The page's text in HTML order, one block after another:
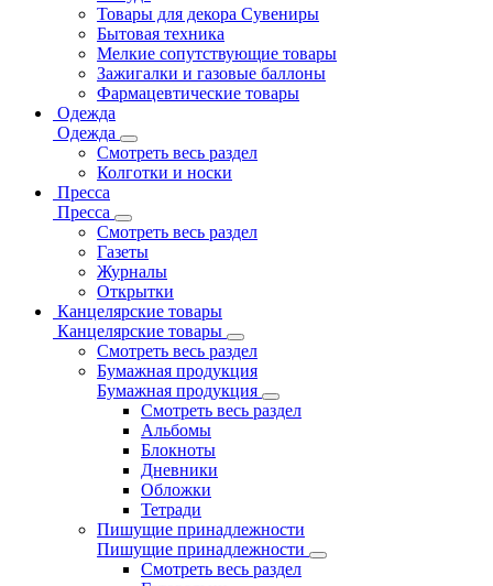
Товары для декора Сувениры
Бытовая техника
Мелкие сопутствующие товары
Зажигалки и газовые баллоны
Фармацевтические товары
Одежда
Одежда
Смотреть весь раздел
Колготки и носки
Пресса
Пресса
Смотреть весь раздел
Газеты
Журналы
Открытки
Канцелярские товары
Канцелярские товары
Смотреть весь раздел
Бумажная продукция
Бумажная продукция
Смотреть весь раздел
Альбомы
Блокноты
Дневники
Обложки
Тетради
Пишущие принадлежности
Пишущие принадлежности
Смотреть весь раздел